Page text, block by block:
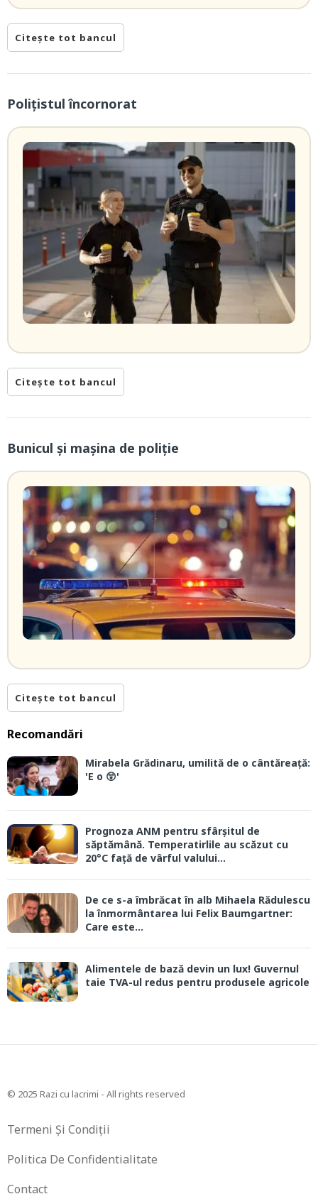
Citește tot bancul
Poliţistul încornorat
Citește tot bancul
Bunicul și mașina de poliție
Citește tot bancul
Recomandări
Mirabela Grădinaru, umilită de o cântăreață:
'E o 😲'
Prognoza ANM pentru sfârșitul de
săptămână. Temperatirlile au scăzut cu
20°C față de vârful valului...
De ce s-a îmbrăcat în alb Mihaela Rădulescu
la înmormântarea lui Felix Baumgartner:
Care este...
Alimentele de bază devin un lux! Guvernul
taie TVA-ul redus pentru produsele agricole
© 2025 Razi cu lacrimi - All rights reserved
Termeni Și Condiții
Politica De Confidentialitate
Contact